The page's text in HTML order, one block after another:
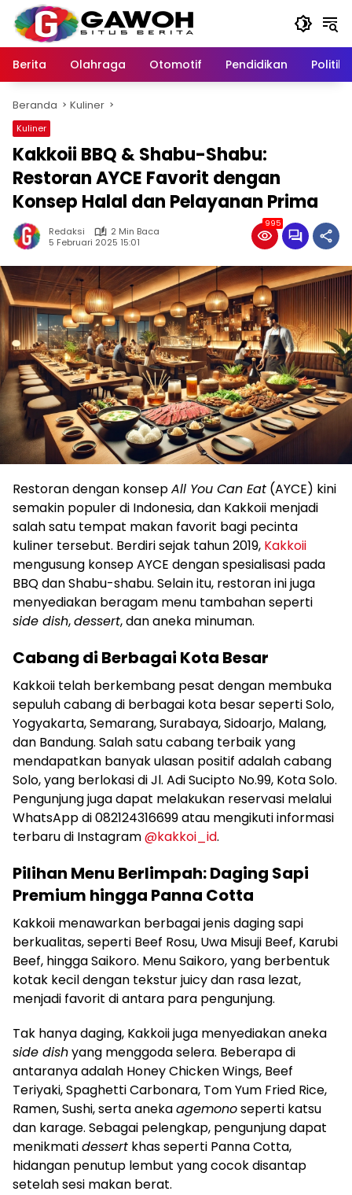
Langsung
konten
Berita
Olahraga Otomotif Pendidikan Politik
Beranda Kuliner
Kuliner
Kakkoii BBQ & Shabu-Shabu:
Restoran AYCE Favorit dengan
Konsep Halal dan Pelayanan Prima
Redaksi
2 Min Baca
5 Februari 2025 15:01
995
Restoran dengan konsepAll You Can Eat (AYCE) kini
semakin populer di Indonesia, dan Kakkoii menjadi
salah satu tempat makan favorit bagi pecinta
kuliner tersebut. Berdiri sejak tahun 2019, Kakkoii
mengusung konsep AYCE dengan spesialisasi pada
BBQ dan Shabu-shabu. Selain itu, restoran ini juga
menyediakan beragam menu tambahan seperti
side dish,dessert, dan aneka minuman.
Cabang di Berbagai Kota Besar
Kakkoii telah berkembang pesat dengan membuka
sepuluh cabang di berbagai kota besar seperti Solo,
Yogyakarta, Semarang, Surabaya, Sidoarjo, Malang,
dan Bandung. Salah satu cabang terbaik yang
mendapatkan banyak ulasan positif adalah cabang
Solo, yang berlokasi di Jl. Adi Sucipto No.99, Kota Solo.
Pengunjung juga dapat melakukan reservasi melalui
WhatsApp di 082124316699 atau mengikuti informasi
terbaru di Instagram@kakkoi_id.
Pilihan Menu Berlimpah: Daging Sapi
Premium hingga Panna Cotta
Kakkoii menawarkan berbagai jenis daging sapi
berkualitas, seperti Beef Rosu, Uwa Misuji Beef, Karubi
Beef, hingga Saikoro. Menu Saikoro, yang berbentuk
kotak kecil dengan tekstur juicy dan rasa lezat,
menjadi favorit di antara para pengunjung.
Tak hanya daging, Kakkoii juga menyediakan aneka
side dishyang menggoda selera. Beberapa di
antaranya adalah Honey Chicken Wings, Beef
Teriyaki, Spaghetti Carbonara, Tom Yum Fried Rice,
Ramen, Sushi, serta anekaagemonoseperti katsu
dan karage. Sebagai pelengkap, pengunjung dapat
menikmatidessert khas seperti Panna Cotta,
hidangan penutup lembut yang cocok disantap
setelah sesi makan berat.